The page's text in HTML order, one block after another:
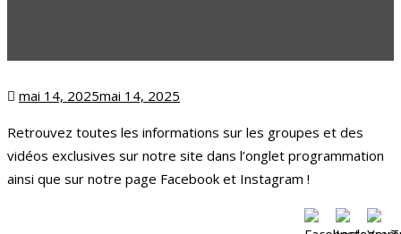
Posted
mai 14, 2025mai 14, 2025
Retrouvez toutes les informations sur les groupes et des
vidéos exclusives sur notre site dans l’onglet programmation
ainsi que sur notre page Facebook et Instagram !